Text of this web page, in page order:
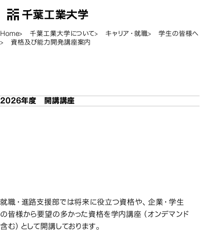
千葉工業大学
Open Menu
Home 千葉工業大学について キャリア・就職
学生の皆様へ
資格及び能力開発講座案内
内
内
2026年度 開講講座
り）
り）
就職・進路支援部では将来に役立つ資格や、企業・学生
の皆様から要望の多かった資格を学内講座（オンデマンド
含む）として開講しております。